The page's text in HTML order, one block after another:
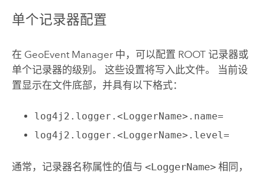
单个记录器配置
在 GeoEvent Manager中，可以配置 ROOT 记录器或
单个记录器的级别。 这些设置将写入此文件。 当前设
置显示在文件底部，并具有以下格式：
log4j2.logger.<LoggerName>.name=
log4j2.logger.<LoggerName>.level=
通常，记录器名称属性的值与 <LoggerName>相同，